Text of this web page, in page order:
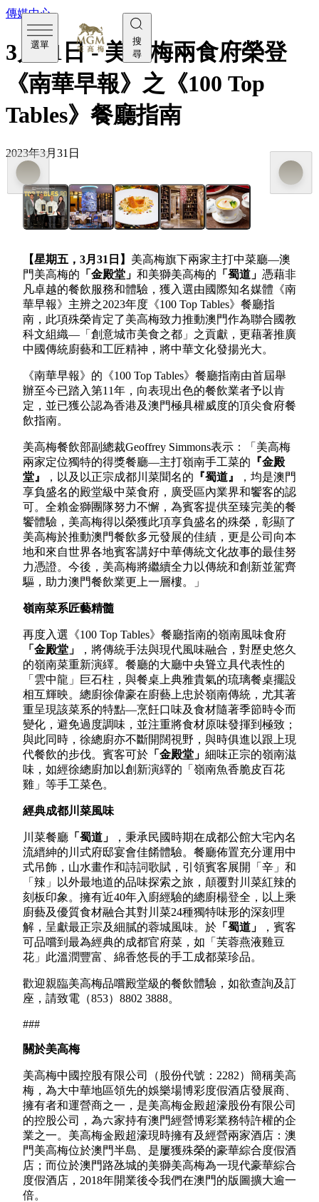
選單
搜
尋
傳媒中心
3月31日 - 美高梅兩食府榮登
《南華早報》之《100 Top
Tables》餐廳指南
2023年3月31日
【星期五， 3月 31 日】 美高梅旗下兩家主打中菜廳—澳
門美高梅的 「金殿堂」 和美獅美高梅的 「蜀道」 憑藉非
凡卓越的餐飲服務和體驗，獲入選由國際知名媒體《南
華早報》主辨之2023年度《100 Top Tables》餐廳指
南，此項殊榮肯定了美高梅致力推動澳門作為聯合國教
科文組織—「創意城市美食之都」之貢獻，更藉著推廣
中國傳統廚藝和工匠精神，將中華文化發揚光大。
《南華早報》的《100 Top Tables》餐廳指南由首屆舉
辦至今已踏入第11年，向表現出色的餐飲業者予以肯
定，並已獲公認為香港及澳門極具權威度的頂尖食府餐
飲指南。
美高梅餐飲部副總裁Geoffrey Simmons表示：「美高梅
兩家定位獨特的得獎餐廳—主打嶺南手工菜的 『金殿
堂』
，以及以正宗成都川菜聞名的 『蜀道』
，均是澳門
享負盛名的殿堂級中菜食府，廣受區內業界和饗客的認
可。全賴金獅團隊努力不懈，為賓客提供至臻完美的餐
饗體驗，美高梅得以榮獲此項享負盛名的殊榮，彰顯了
美高梅於推動澳門餐飲多元發展的佳績，更是公司向本
地和來自世界各地賓客講好中華傳統文化故事的最佳努
力憑證。今後，美高梅將繼續全力以傳統和創新並駕齊
驅，助力澳門餐飲業更上一層樓。」
嶺南菜系匠藝精髓
再度入選《100 Top Tables》餐廳指南的嶺南風味食府
「金殿堂」
，將傳統手法與現代風味融合，對歷史悠久
的嶺南菜重新演繹。餐廳的大廳中央聳立具代表性的
「雲中龍」巨石柱，與餐桌上典雅貴氣的琉璃餐桌擺設
相互輝映。總廚徐偉豪在廚藝上忠於嶺南傳統，尤其著
重呈現該菜系的特點—烹飪口味及食材隨著季節時令而
變化，避免過度調味，並注重將食材原味發揮到極致；
與此同時，徐總廚亦不斷開闊視野，與時俱進以跟上現
代餐飲的步伐。賓客可於 「金殿堂」 細味正宗的嶺南滋
味，如經徐總廚加以創新演繹的「嶺南魚香脆皮百花
雞」等手工菜色。
經典成都川菜風味
川菜餐廳 「蜀道」
，秉承民國時期在成都公館大宅內名
流縉紳的川式府邸宴會佳餚體驗。餐廳佈置充分運用中
式吊飾，山水畫作和詩詞歌賦，引領賓客展開「辛」和
「辣」以外最地道的品味探索之旅，顛覆對川菜紅辣的
刻板印象。擁有近40年入廚經驗的總廚楊登全，以上乘
廚藝及優質食材融合其對川菜24種獨特味形的深刻理
解，呈獻最正宗及細膩的蓉城風味。於 「蜀道」
，賓客
可品嚐到最為經典的成都官府菜，如「芙蓉燕液雞豆
花」此溫潤豐富、綿香悠長的手工成都菜珍品。
歡迎親臨美高梅品嚐殿堂級的餐飲體驗，如欲查詢及訂
座，請致電（853）8802 3888。
###
關於美高梅
美高梅中國控股有限公司（股份代號：2282）簡稱美高
梅，為大中華地區領先的娛樂場博彩度假酒店發展商、
擁有者和運營商之一，是美高梅金殿超濠股份有限公司
的控股公司，為六家持有澳門經營博彩業務特許權的企
業之一。美高梅金殿超濠現時擁有及經營兩家酒店：澳
門美高梅位於澳門半島、是屢獲殊榮的豪華綜合度假酒
店；而位於澳門路氹城的美獅美高梅為一現代豪華綜合
度假酒店，2018年開業後令我們在澳門的版圖擴大逾一
倍。